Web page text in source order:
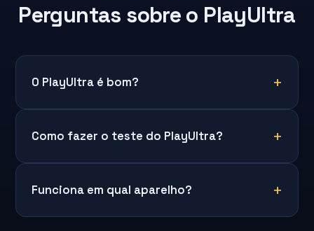
Perguntas sobre o PlayUltra
O PlayUltra é bom?
Como fazer o teste do PlayUltra?
Funciona em qual aparelho?